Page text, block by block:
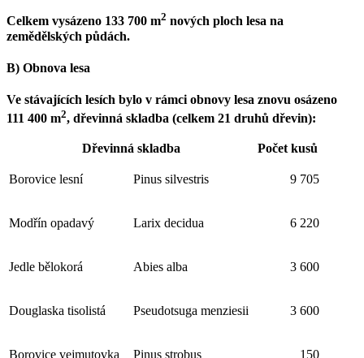
Celkem vysázeno 133 700 m2 nových ploch lesa na
zemědělských půdách.
B) Obnova lesa
Ve stávajících lesích bylo v rámci obnovy lesa znovu osázeno
111 400 m2, dřevinná skladba (celkem 21 druhů dřevin):
Dřevinná skladba Počet kusů
Borovice lesní Pinus silvestris 9 705
Modřín opadavý Larix decidua 6 220
Jedle bělokorá Abies alba 3 600
Douglaska tisolistá Pseudotsuga menziesii 3 600
Borovice vejmutovka Pinus strobus 150